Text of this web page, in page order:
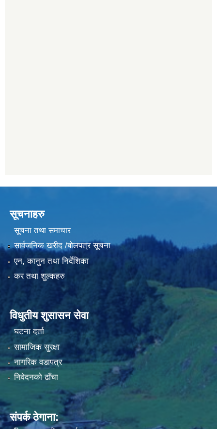
सूचनाहरु
सूचना तथा समाचार
सार्वजनिक खरीद /बोलपत्र सूचना
एन, कानुन तथा निर्देशिका
कर तथा शुल्कहरु
विधुतीय शुसासन सेवा
घटना दर्ता
सामाजिक सुरक्षा
नागरिक वडापत्र
निवेदनको ढाँचा
संपर्क ठेगाना: